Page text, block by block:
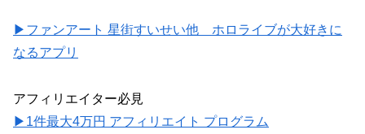
▶ファンアート 星街すいせい他 ホロライブが大好きに
なるアプリ
アフィリエイター必見
▶1件最大4万円 アフィリエイト プログラム